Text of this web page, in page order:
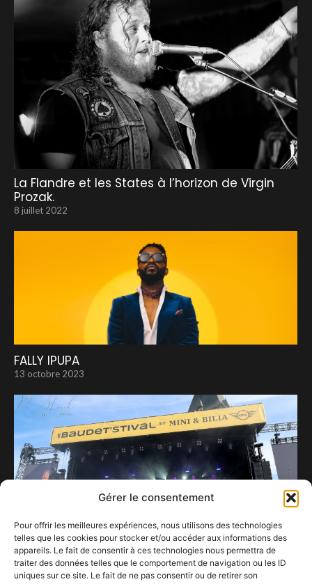
Gérer le consentement
Pour offrir les meilleures expériences, nous utilisons des technologies
telles que les cookies pour stocker et/ou accéder aux informations des
appareils. Le fait de consentir à ces technologies nous permettra de
traiter des données telles que le comportement de navigation ou les ID
uniques sur ce site. Le fait de ne pas consentir ou de retirer son
La Flandre et les States à l’horizon de Virgin
Prozak.
8 juillet 2022
FALLY IPUPA
13 octobre 2023